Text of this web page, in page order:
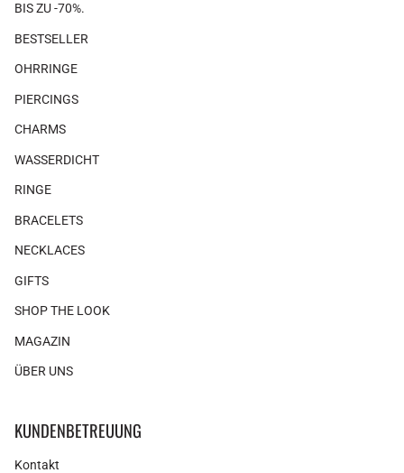
BIS ZU -70%.
BESTSELLER
OHRRINGE
PIERCINGS
CHARMS
WASSERDICHT
RINGE
BRACELETS
NECKLACES
GIFTS
SHOP THE LOOK
MAGAZIN
ÜBER UNS
KUNDENBETREUUNG
Kontakt